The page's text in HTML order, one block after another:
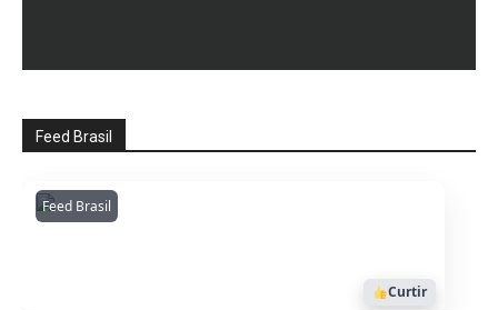
Feed Brasil
Feed BrasilAmazonianarede
1053
Curtir